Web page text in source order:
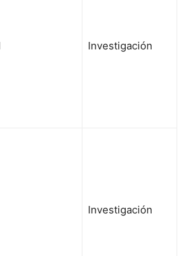
Investigación
Investigación